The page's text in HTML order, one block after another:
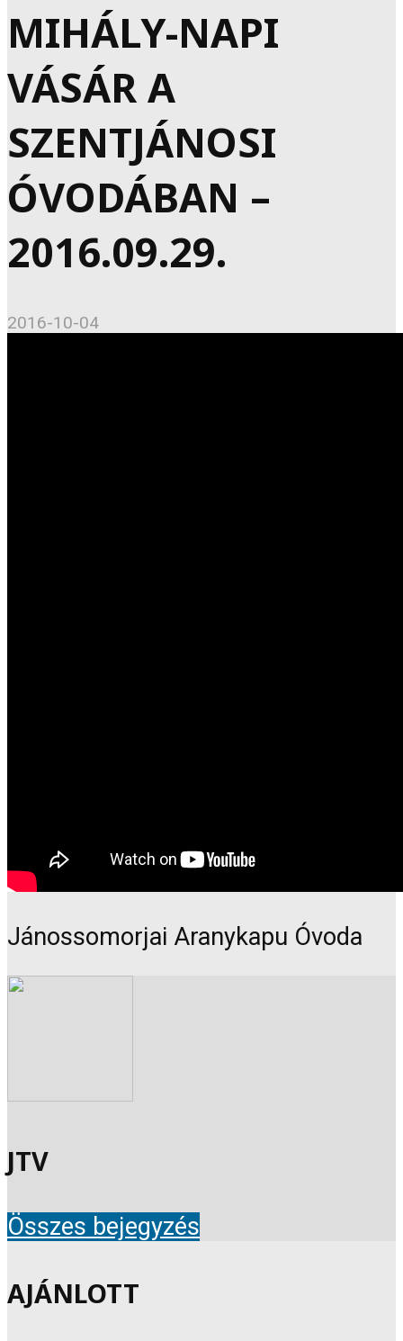
MIHÁLY-NAPI
VÁSÁR A
SZENTJÁNOSI
ÓVODÁBAN –
2016.09.29.
2016-10-04
Jánossomorjai Aranykapu Óvoda
JTV
Összes bejegyzés
AJÁNLOTT